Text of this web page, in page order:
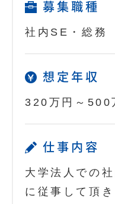
募集職種
社内SE・総務
想定年収
320万円～500
仕事内容
大学法人での
に従事して頂